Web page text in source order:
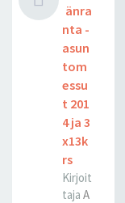
änra
nta -
asun
tom
essu
t 201
4 ja 3
x13k
rs
Kirjoit
taja A